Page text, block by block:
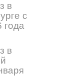
в
с
года
в